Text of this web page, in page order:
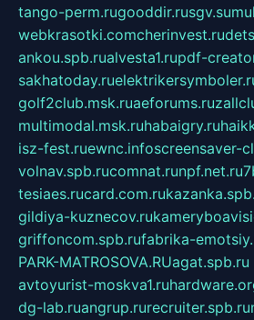
tango-perm.rugooddir.rusgv.su
webkrasotki.comcherinvest.ru
ankou.spb.rualvesta1.rupdf-
sakhatoday.ru
golf2club.msk.ruaeforums.ru
multimodal.msk.ruhabaigry.ru
isz-fest.ruewnc.infoscreensaver-
volnav.spb.rucomnat.runpf.net.ru
tesiaes.rucard.com.ru
gildiya-kuznecov.ru
griffoncom.spb.rufabrika-
PARK-MATROSOVA.RUagat.spb.ru
avtoyurist-moskva1.ru
dg-lab.ruangrup.rurecruiter.spb.ru